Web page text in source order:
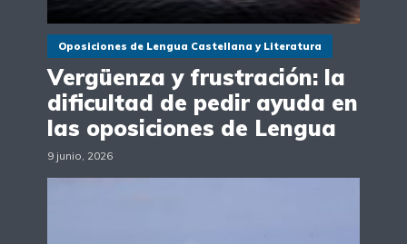
Oposiciones de Lengua Castellana y Literatura
Vergüenza y frustración: la
dificultad de pedir ayuda en
las oposiciones de Lengua
9 junio, 2026